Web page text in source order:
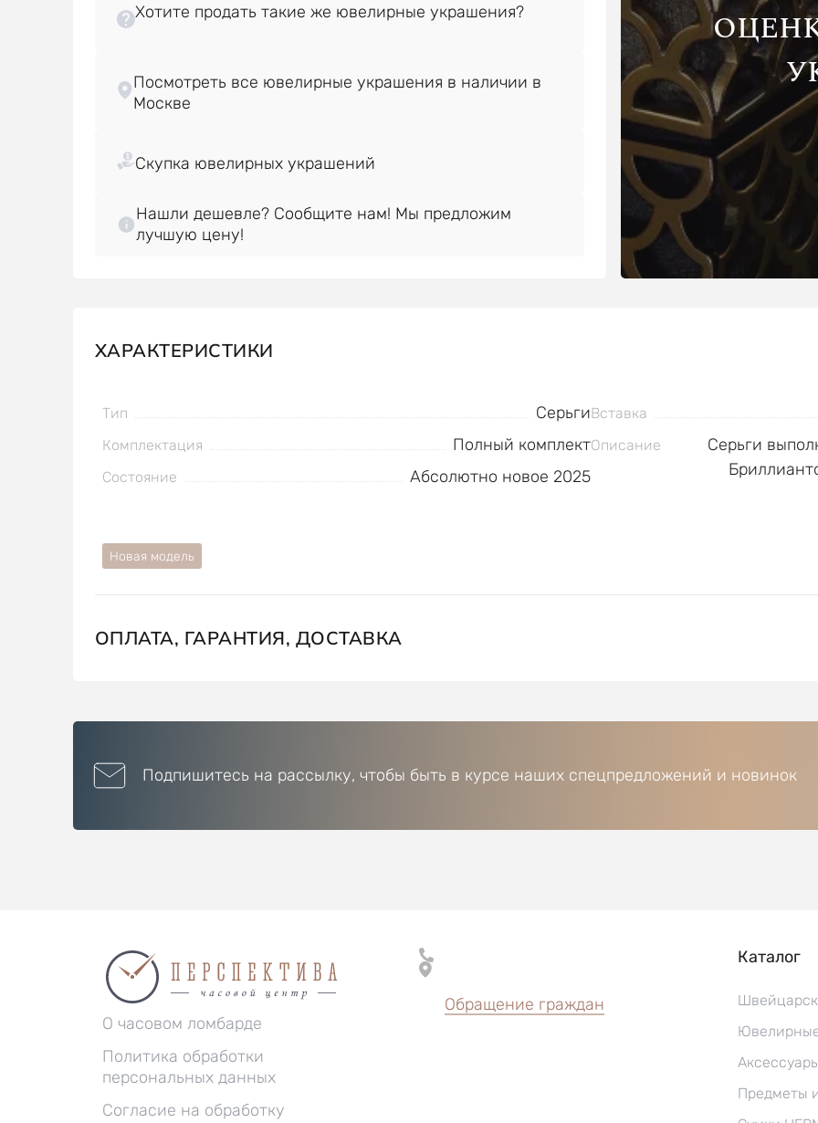
Хотите продать такие же ювелирные украшения?
Посмотреть все ювелирные украшения в наличии в
Нашли дешевле? Сообщите нам! Мы предложим
лучшую цену!
ХАРАКТЕРИСТИКИ
Тип Серьги
Комплектация Полный комплект
Состояние Абсолютно новое 2025
Вставка
Описание
Серьги
Новая модель
ОПЛАТА, ГАРАНТИЯ, ДОСТАВКА
Подпишитесь на рассылку, чтобы быть в курсе наших спецпредложений и новинок
О часовом ломбарде
Политика обработки
персональных данных
Согласие на обработку
Обращение граждан
Каталог
Предметы